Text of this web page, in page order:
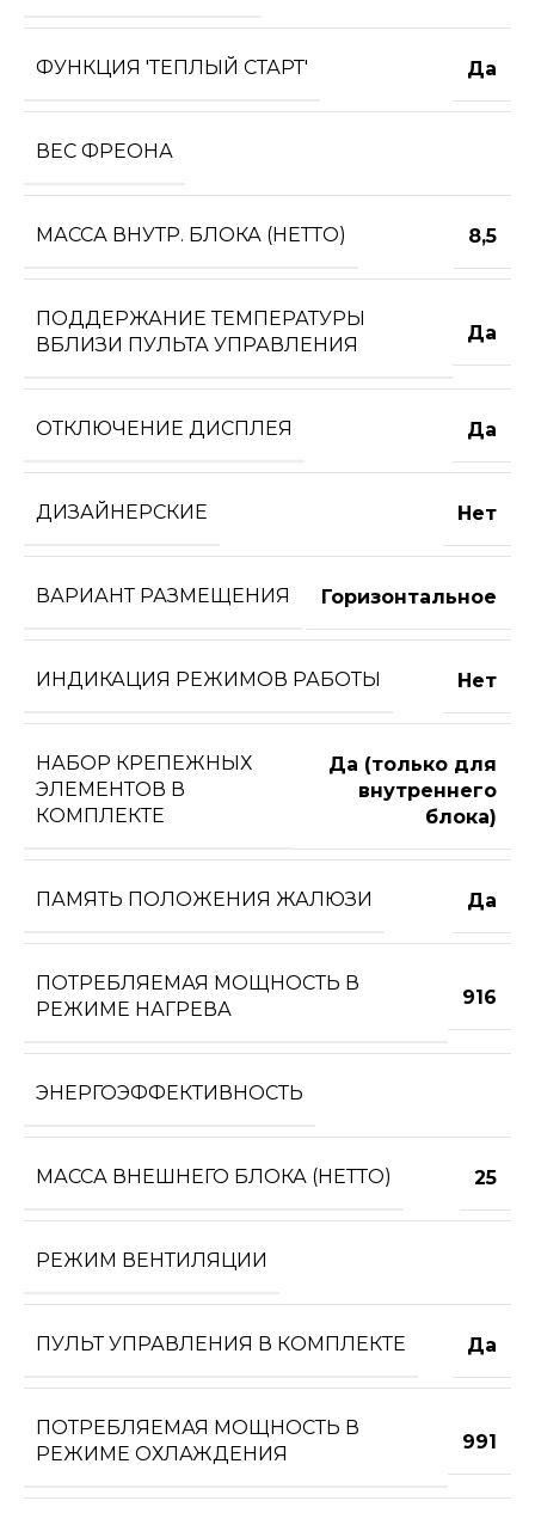
ФУНКЦИЯ 'ТЕПЛЫЙ СТАРТ' Да
ВЕС ФРЕОНА
МАССА ВНУТР. БЛОКА (НЕТТО) 8,5
ПОДДЕРЖАНИЕ ТЕМПЕРАТУРЫ
ВБЛИЗИ ПУЛЬТА УПРАВЛЕНИЯ
Да
ОТКЛЮЧЕНИЕ ДИСПЛЕЯ Да
ДИЗАЙНЕРСКИЕ Нет
ВАРИАНТ РАЗМЕЩЕНИЯ Горизонтальное
ИНДИКАЦИЯ РЕЖИМОВ РАБОТЫ Нет
НАБОР КРЕПЕЖНЫХ
ЭЛЕМЕНТОВ В
КОМПЛЕКТЕ
Да (только для
внутреннего
блока)
ПАМЯТЬ ПОЛОЖЕНИЯ ЖАЛЮЗИ Да
ПОТРЕБЛЯЕМАЯ МОЩНОСТЬ В
РЕЖИМЕ НАГРЕВА
916
ЭНЕРГОЭФФЕКТИВНОСТЬ
МАССА ВНЕШНЕГО БЛОКА (НЕТТО) 25
РЕЖИМ ВЕНТИЛЯЦИИ
ПУЛЬТ УПРАВЛЕНИЯ В КОМПЛЕКТЕ Да
ПОТРЕБЛЯЕМАЯ МОЩНОСТЬ В
РЕЖИМЕ ОХЛАЖДЕНИЯ
991